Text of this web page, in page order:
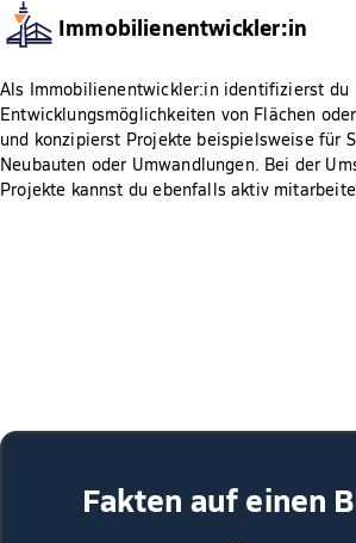
Immobilienentwickler:in
Als Immobilienentwickler:in identifizierst du
Entwicklungsmöglichkeiten von Flächen
und konzipierst Projekte beispielsweise für
Neubauten oder Umwandlungen. Bei der
Projekte kannst du ebenfalls aktiv
Fakten auf einen